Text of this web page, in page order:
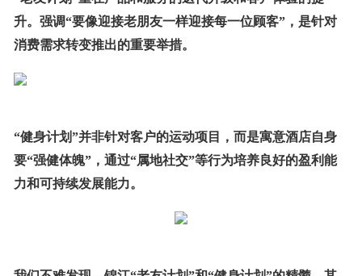
升。强调“要像迎接老朋友一样迎接每一位顾客”，是针对
消费需求转变推出的重要举措。
“健身计划”并非针对客户的运动项目，而是寓意酒店自身
要“强健体魄”，通过“属地社交”等行为培养良好的盈利能
力和可持续发展能力。